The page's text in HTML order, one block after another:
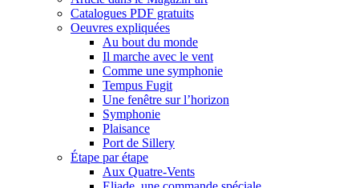
Catalogues PDF gratuits
Oeuvres expliquées
Au bout du monde
Il marche avec le vent
Comme une symphonie
Tempus Fugit
Une fenêtre sur l’horizon
Symphonie
Plaisance
Port de Sillery
Étape par étape
Aux Quatre-Vents